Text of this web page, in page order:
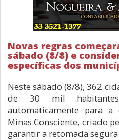
Novas regras
sábado (8/8) e
específicas dos
Neste sábado (8/8), 362
de 30 mil
automaticamente para
Minas Consciente, criado
garantir a retomada